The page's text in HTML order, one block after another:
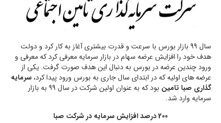
سال 99 بازار بورس با سرعت و قدرت بیشتری آغاز به کار کرد و دولت
هدف خود را افزایش عرضه سهام در بازار سرمایه معرفی کرد که معرفی و
ورود چندین عرضه در بورس به دنبال این هدف صورت گرفت. یکی از
عرضه های اولیه که در ابتدای سال جاری به بورس ورود پیدا کرد،سرمایه
گذاری صبا تامین
بود که به عنوان اولین شرکت در سال 99 به بازار
سرمایه وارد شد.
200 درصد افزایش سرمایه در شرکت صبا